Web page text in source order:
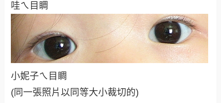
哇ㄟ目睭
小妮子ㄟ目睭
(同一張照片以同等大小裁切的)